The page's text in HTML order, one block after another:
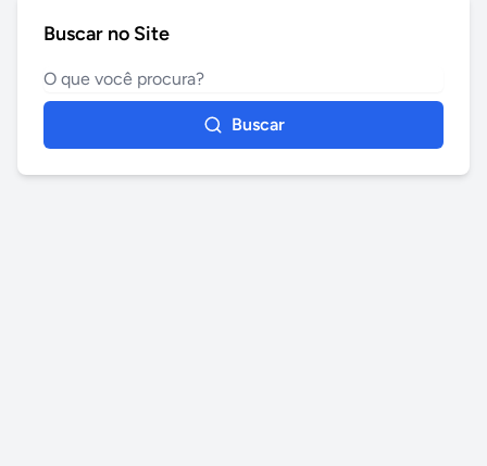
Buscar no Site
Buscar